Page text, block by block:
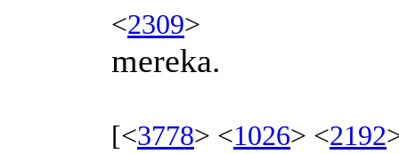
<2309>
mereka.
[<3778> <1026> <2192